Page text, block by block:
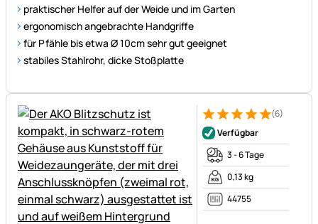
praktischer Helfer auf der Weide und im Garten
ergonomisch angebrachte Handgriffe
für Pfähle bis etwa Ø 10cm sehr gut geeignet
stabiles Stahlrohr, dicke Stoßplatte
Bewertung: 5 von 5 (6
6 Bewertungen
(6)
Verfügbar
3 - 6 Tage
0,13 kg
44755